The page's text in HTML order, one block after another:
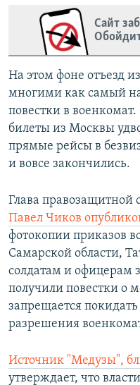
Сайт
На этом фоне отъезд
многими как самый
повестки в
билеты из Москвы
прямые рейсы в
и вовсе закончились.
Глава правозащитной
Павел Чиков
фотокопии приказов
Самарской области,
солдатам и офицерам
получили повестки о
запрещается
разрешения
Источник "Медузы",
утверждает, что